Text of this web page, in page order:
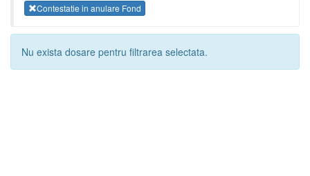
Contestatie in anulare Fond
Nu exista dosare pentru filtrarea selectata.